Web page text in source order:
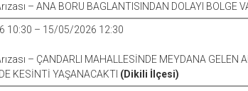
– ANA BORU BAGLANTISINDAN DOLAYI BOLGE
10:30 – 15/05/2026 12:30
– ÇANDARLI MAHALLESİNDE MEYDANA GELEN
KESİNTİ YAŞANACAKTI (Dikili İlçesi)